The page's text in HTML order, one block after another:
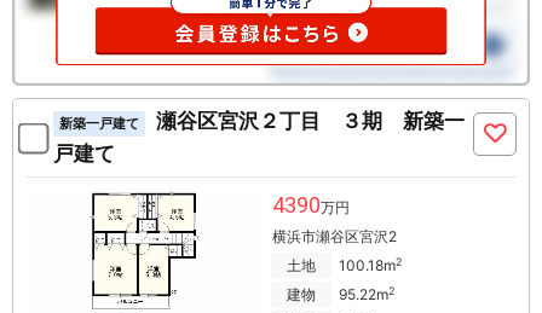
新築一戸建て
瀬谷区宮沢２丁目 ３期 新築一
戸建て
4390万円
横浜市瀬谷区宮沢2
土地
100.18m2
建物 95.22m2